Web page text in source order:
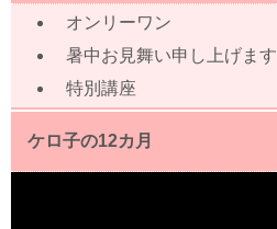
オンリーワン
暑中お見舞い申し上げます
特別講座
ケロ子の12カ月